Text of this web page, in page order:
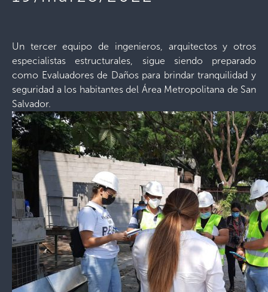
Un tercer equipo de ingenieros, arquitectos y otros
especialistas estructurales, sigue siendo preparado
como Evaluadores de Daños para brindar tranquilidad y
seguridad a los habitantes del Área Metropolitana de San
Salvador.